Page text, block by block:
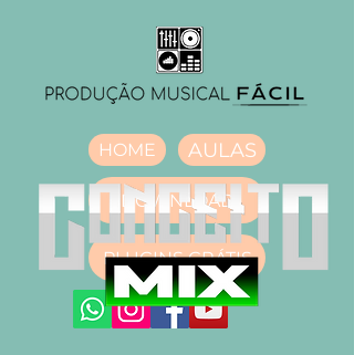
HOME AULAS
DOWNLOAD
PLUGINS GRÁTIS